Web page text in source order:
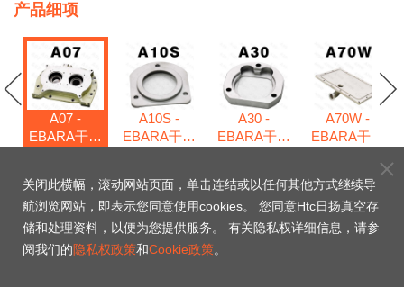
产品细项
A07 -
EBARA干式
A10S -
EBARA干式
A30 -
EBARA干式
A70W -
EBARA干式
A07 - EBARA干式真
关闭此横幅，滚动网站页面，单击连结或以任何其他方式继续导
航浏览网站，即表示您同意使用cookies。 您同意Htc日扬真空存
储和处理资料，以便为您提供服务。 有关隐私权详细信息，请参
阅我们的隐私权政策和Cookie政策。